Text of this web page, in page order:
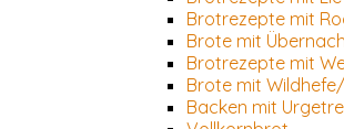
Brotrezepte mit
Brote mit
Brotrezepte mit
Brote mit
Backen mit